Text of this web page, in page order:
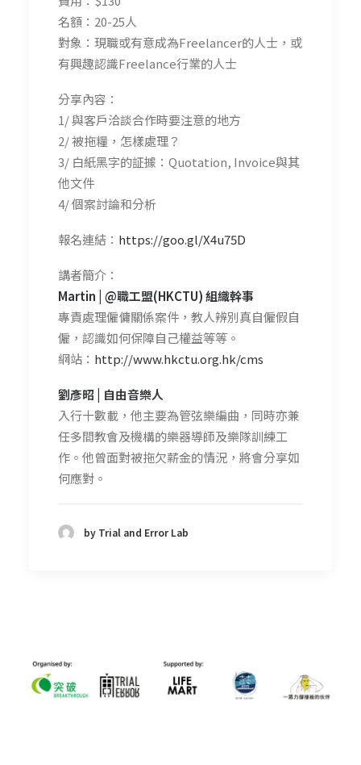
名額：20-25人
對象：現職或有意成為Freelancer的人士，或
有興趣認識Freelance行業的人士
分享內容：
1/ 與客戶洽談合作時要注意的地方
2/ 被拖糧，怎樣處理？
3/ 白紙黑字的証據：Quotation, Invoice與其
他文件
4/ 個案討論和分析
報名連結： https://goo.gl/X4u75D
講者簡介：
Martin | @職工盟(HKCTU) 組織幹事
專責處理僱傭關係案件，教人辨別真自僱假自
僱，認識如何保障自己權益等等。
網站： http://www.hkctu.org.hk/cms
劉彥昭 | 自由音樂人
入行十數載，他主要為管弦樂編曲，同時亦兼
任多間教會及機構的樂器導師及樂隊訓練工
作。他曾面對被拖欠薪金的情況，將會分享如
何應對。
by Trial and Error Lab